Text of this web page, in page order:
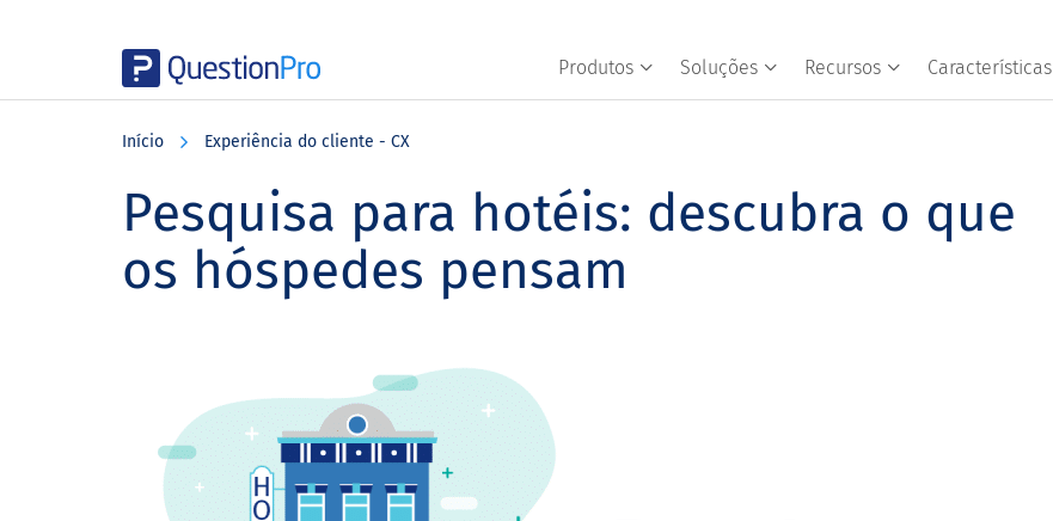
Produtos Soluções Recursos Características
Início Experiência do cliente - CX
Pesquisa para hotéis: descubra o que
os hóspedes pensam